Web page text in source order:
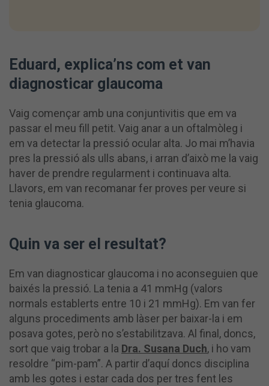
Eduard, explica’ns com et van
diagnosticar glaucoma
Vaig començar amb una conjuntivitis que em va
passar el meu fill petit. Vaig anar a un oftalmòleg i
em va detectar la pressió ocular alta. Jo mai m’havia
pres la pressió als ulls abans, i arran d’això me la vaig
haver de prendre regularment i continuava alta.
Llavors, em van recomanar fer proves per veure si
tenia glaucoma.
Quin va ser el resultat?
Em van diagnosticar glaucoma i no aconseguien que
baixés la pressió. La tenia a 41 mmHg (valors
normals establerts entre 10 i 21 mmHg). Em van fer
alguns procediments amb làser per baixar-la i em
posava gotes, però no s’estabilitzava. Al final, doncs,
sort que vaig trobar a la Dra. Susana Duch, i ho vam
resoldre “pim-pam”. A partir d’aquí doncs disciplina
amb les gotes i estar cada dos per tres fent les